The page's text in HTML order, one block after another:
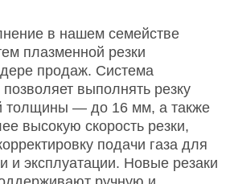
в нашем семействе
плазменной резки
продаж. Система
выполнять резку
толщины — до 16 мм, а также
высокую скорость резки,
подачи газа для
и эксплуатации. Новые резаки